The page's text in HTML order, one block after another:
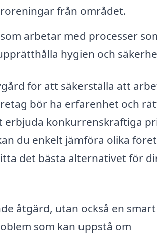
från området.
arbetar med processer
hygien och
för att säkerställa att
bör ha erfarenhet och
konkurrenskraftiga
du enkelt jämföra olika
det bästa alternativet för
åtgärd, utan också en smart
som kan uppstå om